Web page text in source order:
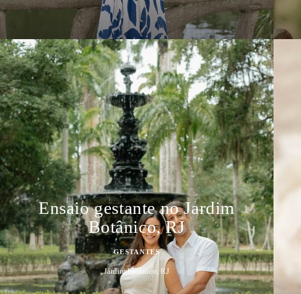
Ensaio gestante no Jardim
Botânico, RJ
GESTANTES
Jardim botânico, RJ